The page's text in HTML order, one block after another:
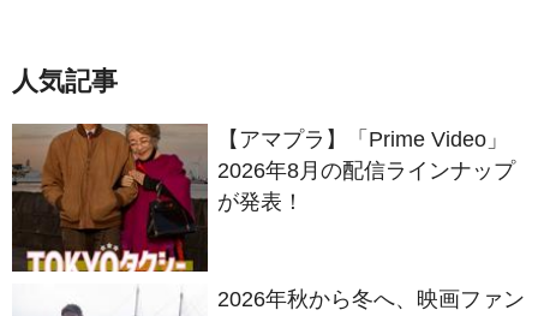
人気記事
【アマプラ】「Prime Video」
2026年8月の配信ラインナップ
が発表！
2026年秋から冬へ、映画ファン